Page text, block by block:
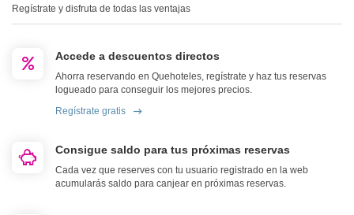
Regístrate y disfruta de todas las ventajas
Accede a descuentos directos
Ahorra reservando en Quehoteles, regístrate y haz tus reservas
logueado para conseguir los mejores precios.
Regístrate gratis
Consigue saldo para tus próximas reservas
Cada vez que reserves con tu usuario registrado en la web
acumularás saldo para canjear en próximas reservas.